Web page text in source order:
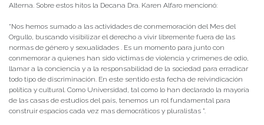
Alterna. Sobre estos hitos la Decana Dra. Karen Alfaro mencionó:
“Nos hemos sumado a las actividades de conmemoración del Mes del
Orgullo, buscando visibilizar el derecho a vivir libremente fuera de las
normas de género y sexualidades . Es un momento para junto con
conmemorar a quienes han sido víctimas de violencia y crímenes de odio,
llamar a la conciencia y a la responsabilidad de la sociedad para erradicar
todo tipo de discriminación. En este sentido esta fecha de reivindicación
política y cultural. Como Universidad, tal como lo han declarado la mayoría
de las casas de estudios del país, tenemos un rol fundamental para
construir espacios cada vez mas democráticos y pluralistas ”.